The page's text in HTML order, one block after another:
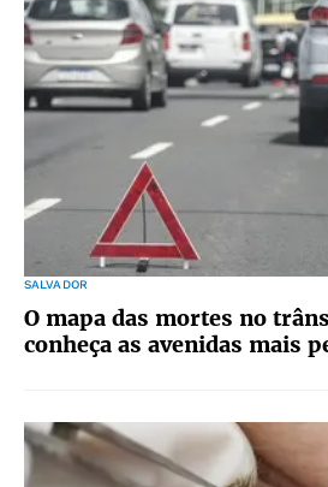
SALVADOR
O mapa das mortes no
conheça as avenidas mais